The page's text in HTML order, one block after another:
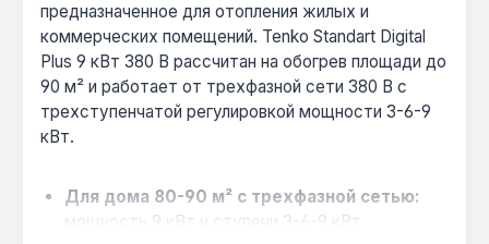
предназначенное для отопления жилых и
коммерческих помещений. Tenko Standart Digital
Plus 9 кВт 380 В рассчитан на обогрев площади до
90 м² и работает от трехфазной сети 380 В с
трехступенчатой регулировкой мощности 3-6-9
кВт.
Для дома 80-90 м² с трехфазной сетью:
мощность 9 кВт и ступени 3-6-9 кВт